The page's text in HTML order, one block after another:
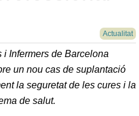
Actualitat
i Infermers de Barcelona
un nou cas de suplantació
la seguretat de les cures i la
de salut.